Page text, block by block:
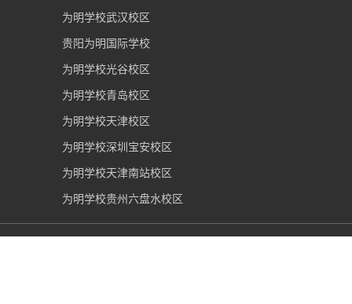
为明学校武汉校区
贵阳为明国际学校
为明学校光谷校区
为明学校青岛校区
为明学校天津校区
为明学校深圳宝安校区
为明学校天津南站校区
为明学校贵州六盘水校区